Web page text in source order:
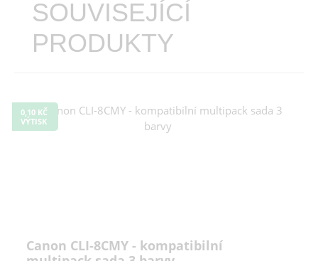
SOUVISEJÍCÍ
PRODUKTY
0,10 KČ
VÝTISK
Canon CLI-8CMY - kompatibilní